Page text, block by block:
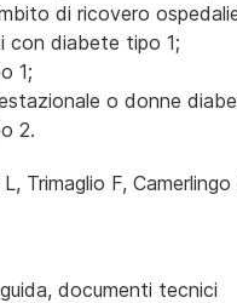
di ricovero
con diabete tipo 1;
1;
o donne
2.
Trimaglio F,
documenti tecnici